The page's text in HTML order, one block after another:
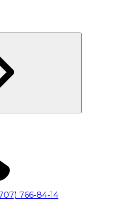
766-84-14